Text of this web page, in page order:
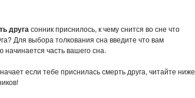
другасонник приснилось, к чему снится во сне что
Для выбора толкования сна введите что вам
начинается часть вашего сна.
если тебе приснилась смерть друга, читайте ниже